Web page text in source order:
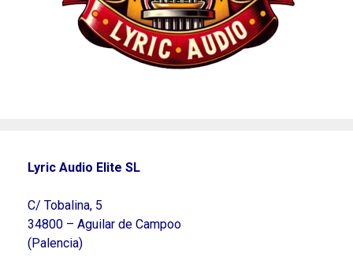
Lyric Audio Elite SL
C/ Tobalina, 5
34800 – Aguilar de Campoo
(Palencia)